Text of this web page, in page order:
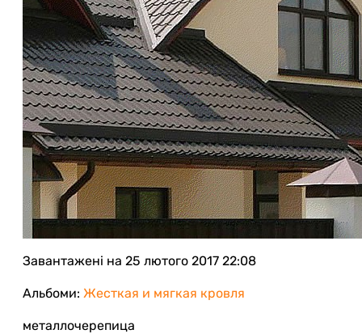
Завантажені на 25 лютого 2017 22:08
Альбоми: Жесткая и мягкая кровля
металлочерепица